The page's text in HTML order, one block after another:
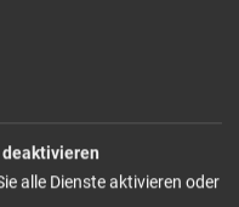
alle Dienste aktivieren oder